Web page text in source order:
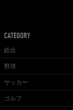
CATEGORY
総合
野球
サッカー
ゴルフ